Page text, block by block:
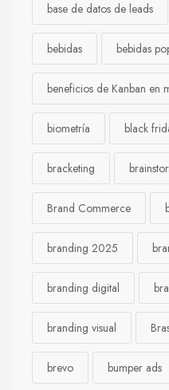
base de datos de leads
bebidas bebidas
beneficios de Kanban en
biometría black
bracketing
Brand Commerce
branding 2025
branding digital
branding visual
brevo bumper ads